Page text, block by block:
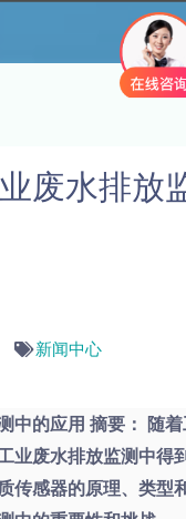
废水排放
新闻中心
中的应用 摘要： 随
业废水排放监测中得
传感器的原理、类型